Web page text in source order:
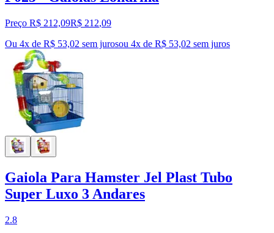
Preço R$ 212,09R$ 212,09
Ou 4x de R$ 53,02 sem jurosou 4x de R$ 53,02 sem juros
Gaiola Para Hamster Jel Plast Tubo
Super Luxo 3 Andares
2.8